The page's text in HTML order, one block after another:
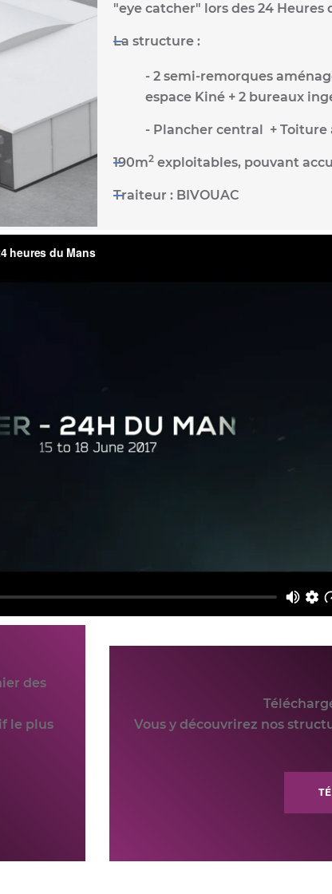
"eye catcher" lors des 24 Heures
La structure :
- 2 semi-remorques
espace Kiné + 2 bureaux
- Plancher central + Toiture
190m2 exploitables, pouvant
Traiteur : BIVOUAC
des
le plus
Vous y découvrirez nos